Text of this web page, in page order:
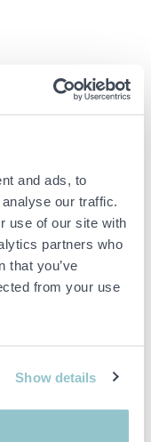
and ads, to
our traffic.
use of our site with
partners who
that you’ve
from your use
Show details
Slitplatta av 6 mm
Tema